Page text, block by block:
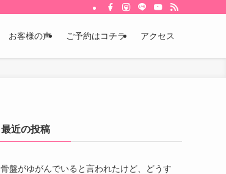
お客様の声 ご予約はコチラ アクセス
最近の投稿
骨盤がゆがんでいると言われたけど、どうす